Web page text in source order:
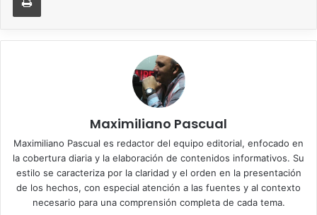
Maximiliano Pascual
Maximiliano Pascual es redactor del equipo editorial, enfocado en
la cobertura diaria y la elaboración de contenidos informativos. Su
estilo se caracteriza por la claridad y el orden en la presentación
de los hechos, con especial atención a las fuentes y al contexto
necesario para una comprensión completa de cada tema.